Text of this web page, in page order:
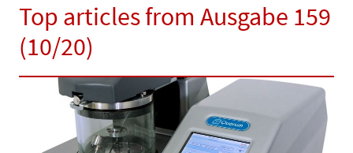
Top articles from Ausgabe 159
(10/20)